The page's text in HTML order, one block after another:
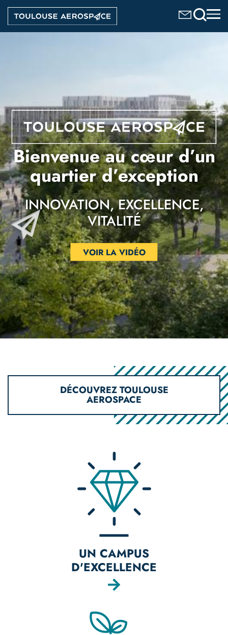
Bienvenue au cœur d’un
quartier d’exception
INNOVATION, EXCELLENCE,
VITALITÉ
VOIR LA VIDÉO
DÉCOUVREZ TOULOUSE
AEROSPACE
UN CAMPUS
D'EXCELLENCE